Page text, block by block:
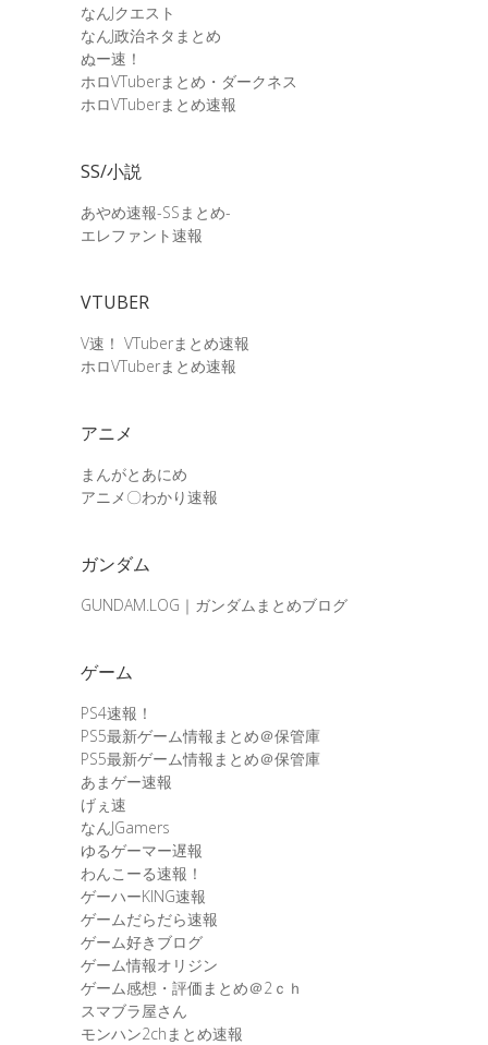
なんJクエスト
なんJ政治ネタまとめ
ぬー速！
ホロVTuberまとめ・ダークネス
ホロVTuberまとめ速報
SS/小説
あやめ速報-SSまとめ-
エレファント速報
VTUBER
V速！ VTuberまとめ速報
ホロVTuberまとめ速報
アニメ
まんがとあにめ
アニメ〇わかり速報
ガンダム
GUNDAM.LOG｜ガンダムまとめブログ
ゲーム
PS4速報！
PS5最新ゲーム情報まとめ＠保管庫
PS5最新ゲーム情報まとめ＠保管庫
あまゲー速報
げぇ速
なんJGamers
ゆるゲーマー遅報
わんこーる速報！
ゲーハーKING速報
ゲームだらだら速報
ゲーム好きブログ
ゲーム情報オリジン
ゲーム感想・評価まとめ＠2ｃｈ
スマブラ屋さん
モンハン2chまとめ速報